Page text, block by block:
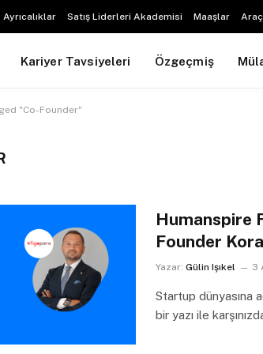
Ayrıcalıklar Satış Liderleri Akademisi Maaşlar
Kariyer Tavsiyeleri Özgeçmiş
"Co-Founder"
Humanspire
Founder
Yazar: Gülin Işıkel 3
Startup dünyasına
bir yazı ile